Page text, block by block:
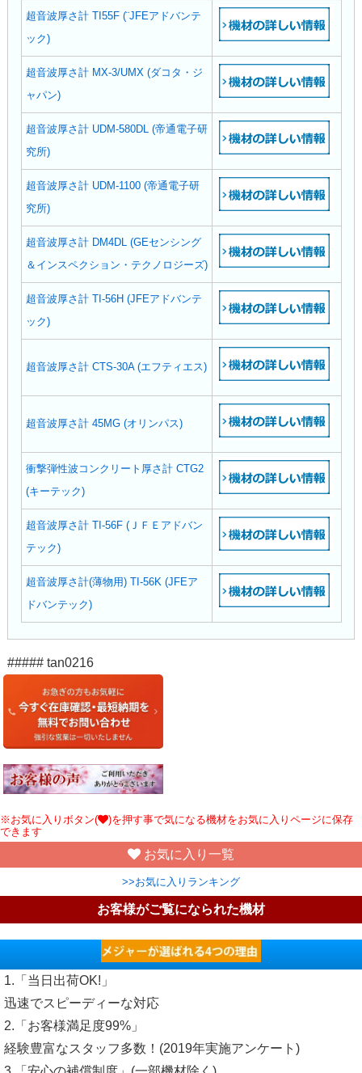
超音波厚さ計 TI55F (¨JFEアドバンテ
ック)
超音波厚さ計 MX-3/UMX (ダコタ・ジ
ャパン)
超音波厚さ計 UDM-580DL (帝通電子研
究所)
超音波厚さ計 UDM-1100 (帝通電子研
究所)
超音波厚さ計 DM4DL (GEセンシング
＆インスペクション・テクノロジーズ)
超音波厚さ計 TI-56H (JFEアドバンテ
ック)
超音波厚さ計 CTS-30A (エフティエス)
超音波厚さ計 45MG (オリンパス)
衝撃弾性波コンクリート厚さ計 CTG2
(キーテック)
超音波厚さ計 TI-56F (ＪＦＥアドバン
テック)
超音波厚さ計(薄物用) TI-56K (JFEア
ドバンテック)
##### tan0216
※お気に入りボタン(
)を押す事で気になる機材をお気に入りページに保存
できます
お気に入り一覧
>>お気に入りランキング
お客様がご覧になられた機材
1.「当日出荷OK!」
迅速でスピーディーな対応
2.「お客様満足度99%」
経験豊富なスタッフ多数！(2019年実施アンケート)